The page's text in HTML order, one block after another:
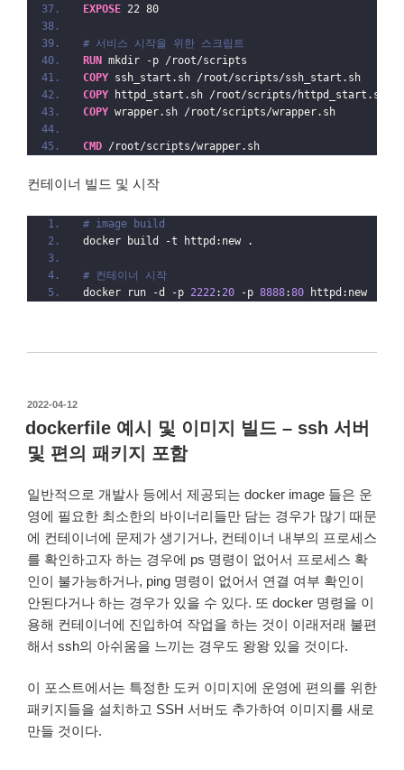
EXPOSE 22 80
# 서비스 시작을 위한 스크립트
RUN
mkdir -p /root/scripts
COPY ssh_start.sh /root/scripts/ssh_start.sh
COPY httpd_start.sh /root/scripts/httpd_start.sh
COPY wrapper.sh /root/scripts/wrapper.sh
CMD /root/scripts/wrapper.sh
컨테이너 빌드 및 시작
# image build
docker build -t httpd:new .
# 컨테이너 시작
docker run -d -p 2222 : 20 -p 8888:80 httpd:new
작
성
일
자
2022-04-12
dockerfile 예시 및 이미지 빌드 – ssh 서버
및 편의 패키지 포함
일반적으로 개발사 등에서 제공되는 docker image 들은 운
영에 필요한 최소한의 바이너리들만 담는 경우가 많기 때문
에 컨테이너에 문제가 생기거나, 컨테이너 내부의 프로세스
를 확인하고자 하는 경우에 ps 명령이 없어서 프로세스 확
인이 불가능하거나, ping 명령이 없어서 연결 여부 확인이
안된다거나 하는 경우가 있을 수 있다. 또 docker 명령을 이
용해 컨테이너에 진입하여 작업을 하는 것이 이래저래 불편
해서 ssh의 아쉬움을 느끼는 경우도 왕왕 있을 것이다.
이 포스트에서는 특정한 도커 이미지에 운영에 편의를 위한
패키지들을 설치하고 SSH 서버도 추가하여 이미지를 새로
만들 것이다.